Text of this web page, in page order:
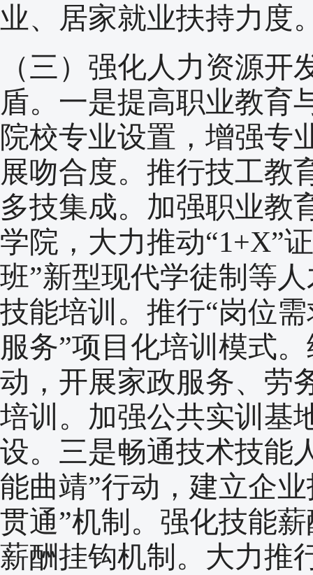
业、居家就业扶持力度
（三）强化人力资源
盾。一是提高职业教育
院校专业设置，增强专
展吻合度。推行技工教
多技集成。加强职业教
学院，大力推动“1+X”
班”新型现代学徒制等
技能培训。推行“岗位
服务”项目化培训模式
动，开展家政服务、劳
培训。加强公共实训基
设。三是畅通技术技能
能曲靖”行动，建立企
贯通”机制。强化技能
薪酬挂钩机制。大力推